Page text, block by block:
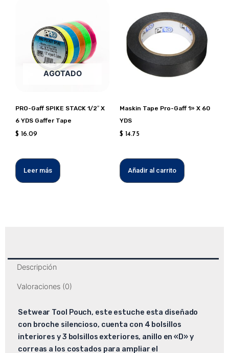
AGOTADO
PRO-Gaff SPIKE STACK 1/2″ X
6 YDS Gaffer Tape
$ 16.09
Leer más
Maskin Tape Pro-Gaff 1» X 60
YDS
$ 14.75
Añadir al carrito
Descripción
Valoraciones (0)
Setwear Tool Pouch, este estuche esta diseñado
con broche silencioso, cuenta con 4 bolsillos
interiores y 3 bolsillos exteriores, anillo en «D» y
correas a los costados para ampliar el